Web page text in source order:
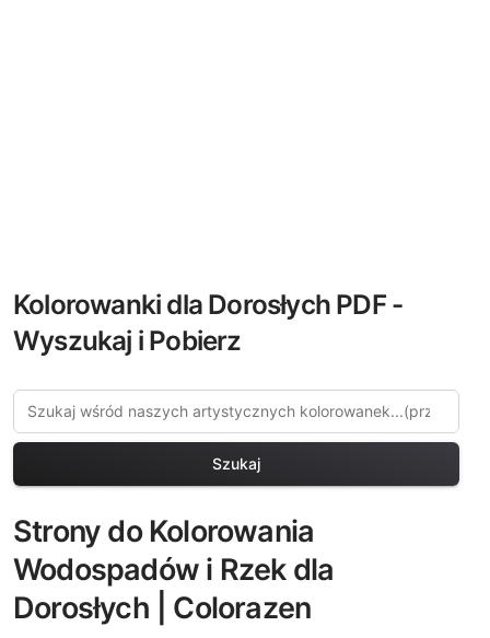
Kolorowanki dla Dorosłych PDF -
Wyszukaj i Pobierz
Szukaj
Strony do Kolorowania
Wodospadów i Rzek dla
Dorosłych | Colorazen